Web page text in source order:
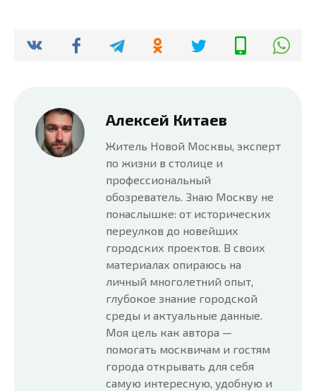
Алексей Китаев
Житель Новой Москвы, эксперт
по жизни в столице и
профессиональный
обозреватель. Знаю Москву не
понаслышке: от исторических
переулков до новейших
городских проектов. В своих
материалах опираюсь на
личный многолетний опыт,
глубокое знание городской
среды и актуальные данные.
Моя цель как автора —
помогать москвичам и гостям
города открывать для себя
самую интересную, удобную и